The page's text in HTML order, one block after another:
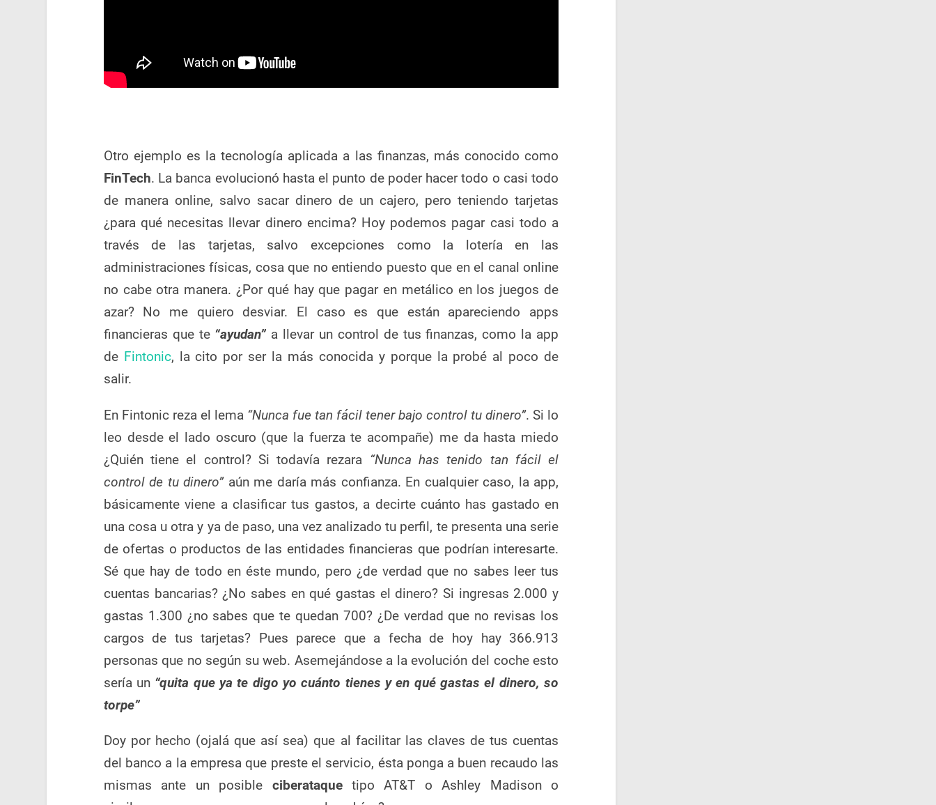
Otro ejemplo es la tecnología aplicada a las finanzas, más conocido como
FinTech. La banca evolucionó hasta el punto de poder hacer todo o casi todo
de manera online, salvo sacar dinero de un cajero, pero teniendo tarjetas
¿para qué necesitas llevar dinero encima? Hoy podemos pagar casi todo a
través de las tarjetas, salvo excepciones como la lotería en las
administraciones físicas, cosa que no entiendo puesto que en el canal online
no cabe otra manera. ¿Por qué hay que pagar en metálico en los juegos de
azar? No me quiero desviar. El caso es que están apareciendo apps
financieras que te “ayudan” a llevar un control de tus finanzas, como la app
de Fintonic, la cito por ser la más conocida y porque la probé al poco de
salir.
En Fintonic reza el lema “Nunca fue tan fácil tener bajo control tu dinero”. Si lo
leo desde el lado oscuro (que la fuerza te acompañe) me da hasta miedo
¿Quién tiene el control? Si todavía rezara “Nunca has tenido tan fácil el
control de tu dinero”aún me daría más confianza. En cualquier caso, la app,
básicamente viene a clasificar tus gastos, a decirte cuánto has gastado en
una cosa u otra y ya de paso, una vez analizado tu perfil, te presenta una serie
de ofertas o productos de las entidades financieras que podrían interesarte.
Sé que hay de todo en éste mundo, pero ¿de verdad que no sabes leer tus
cuentas bancarias? ¿No sabes en qué gastas el dinero? Si ingresas 2.000 y
gastas 1.300 ¿no sabes que te quedan 700? ¿De verdad que no revisas los
cargos de tus tarjetas? Pues parece que a fecha de hoy hay 366.913
personas que no según su web. Asemejándose a la evolución del coche esto
sería un “quita que ya te digo yo cuánto tienes y en qué gastas el dinero, so
torpe”
Doy por hecho (ojalá que así sea) que al facilitar las claves de tus cuentas
del banco a la empresa que preste el servicio, ésta ponga a buen recaudo las
mismas ante un posible ciberataquetipo AT&T o Ashley Madison o